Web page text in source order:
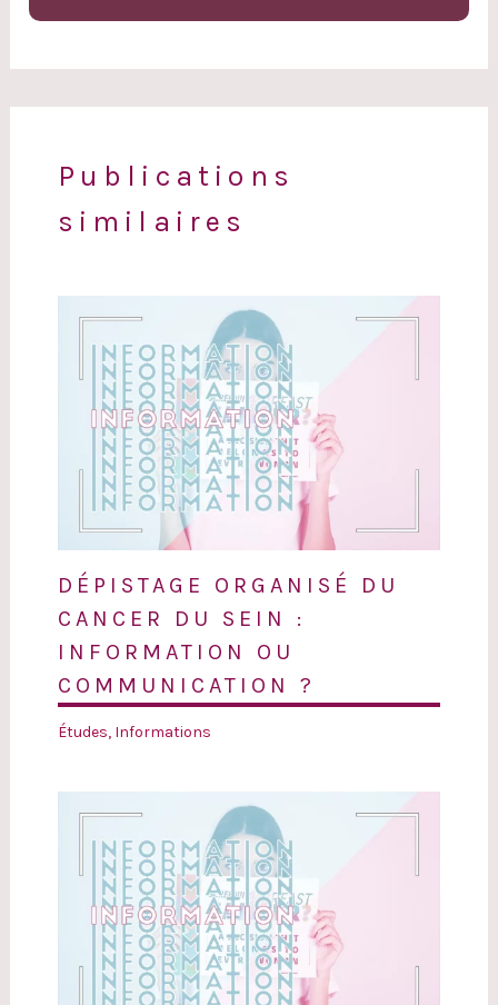
Publications
similaires
DÉPISTAGE ORGANISÉ DU
CANCER DU SEIN :
INFORMATION OU
COMMUNICATION ?
Études, Informations